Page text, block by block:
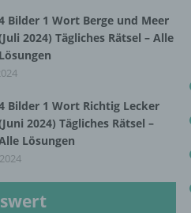
Bilder 1 Wort Berge und Meer
2024) Tägliches Rätsel – Alle
Lösungen
Bilder 1 Wort Richtig Lecker
2024) Tägliches Rätsel –
Lösungen